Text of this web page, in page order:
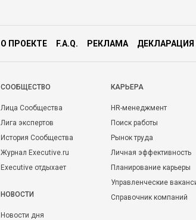
О ПРОЕКТЕ F.A.Q. РЕКЛАМА
CООБЩЕСТВО
Лица Сообщества
Лига экспертов
История Сообщества
Журнал Executive.ru
Executive отдыхает
НОВОСТИ
Новости дня
КАРЬЕРА
HR-менеджмент
Поиск работы
Рынок труда
Личная эффективность
Планирование карьеры
Управленческие
Справочник компаний